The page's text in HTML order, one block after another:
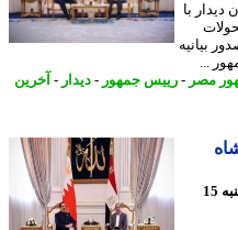
با
-رییس جمهور-دیدار-آخرین
15